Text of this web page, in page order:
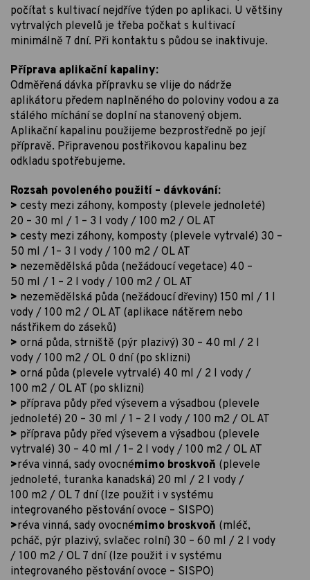
počítat s kultivací nejdříve týden po aplikaci. U většiny
vytrvalých plevelů je třeba počkat s kultivací
minimálně 7 dní. Při kontaktu s půdou se inaktivuje.
Příprava aplikační kapaliny:
Odměřená dávka přípravku se vlije do nádrže
aplikátoru předem naplněného do poloviny vodou a za
stálého míchání se doplní na stanovený objem.
Aplikační kapalinu použijeme bezprostředně po její
přípravě. Připravenou postřikovou kapalinu bez
odkladu spotřebujeme.
Rozsah povoleného použití – dávkování:
> cesty mezi záhony, komposty (plevele jednoleté)
20 – 30 ml / 1 – 3 l vody / 100 m2 / OL AT
> cesty mezi záhony, komposty (plevele vytrvalé) 30 –
50 ml / 1– 3 l vody / 100 m2 / OL AT
> nezemědělská půda (nežádoucí vegetace) 40 –
50 ml / 1 – 2 l vody / 100 m2 / OL AT
> nezemědělská půda (nežádoucí dřeviny) 150 ml / 1 l
vody / 100 m2 / OL AT (aplikace nátěrem nebo
nástřikem do záseků)
> orná půda, strniště (pýr plazivý) 30 – 40 ml / 2 l
vody / 100 m2 / OL 0 dní (po sklizni)
> orná půda (plevele vytrvalé) 40 ml / 2 l vody /
100 m2 / OL AT (po sklizni)
> příprava půdy před výsevem a výsadbou (plevele
jednoleté) 20 – 30 ml / 1 – 2 l vody / 100 m2 / OL AT
> příprava půdy před výsevem a výsadbou (plevele
vytrvalé) 30 – 40 ml / 1– 2 l vody / 100 m2 / OL AT
>réva vinná, sady ovocnémimo broskvoň (plevele
jednoleté, turanka kanadská) 20 ml / 2 l vody /
100 m2 / OL 7 dní (lze použit i v systému
integrovaného pěstování ovoce – SISPO)
>réva vinná, sady ovocnémimo broskvoň (mléč,
pcháč, pýr plazivý, svlačec rolní) 30 – 60 ml / 2 l vody
/ 100 m2 / OL 7 dní (lze použit i v systému
integrovaného pěstování ovoce – SISPO)